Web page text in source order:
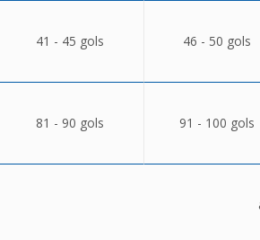
41 - 45 gols 46 - 50 gols
81 - 90 gols 91 - 100 gols